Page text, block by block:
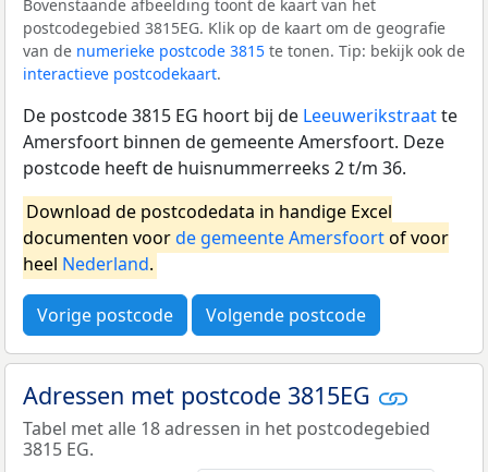
Bovenstaande afbeelding toont de kaart van het
postcodegebied 3815EG. Klik op de kaart om de geografie
van de numerieke postcode 3815 te tonen. Tip: bekijk ook de
interactieve postcodekaart.
De postcode 3815 EG hoort bij de Leeuwerikstraatte
Amersfoort binnen de gemeente Amersfoort. Deze
postcode heeft de huisnummerreeks 2 t/m 36.
Download de postcodedata in handige Excel
documenten voorde gemeente Amersfoortof voor
heel Nederland.
Vorige postcode Volgende postcode
Adressen met postcode 3815EG
Tabel met alle 18 adressen in het postcodegebied
3815 EG.